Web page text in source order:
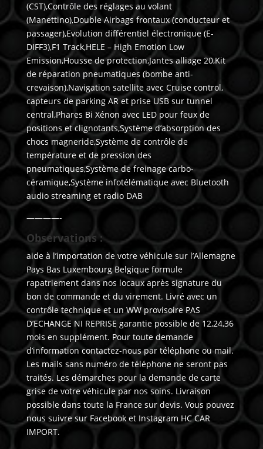
(CST),Contrôle des réglages au volant
(Manettino),Double Airbags frontaux (conducteur et
passager),Evolution différentiel électronique (E-
DIFF3),F1 Track,HELE – High Emotion Low
Emission,Housse de protection,Jantes alliage 20,Kit
de réparation pneumatiques (bombe anti-
crevaison),Navigation satellite avec Cruise control,
capteurs de parking AR et prise USB sur tunnel
central,Phares Bi Xénon avec LED pour feux de
positions et clignotants,Système d’absorption des
chocs magneride,Système de contrôle de
température et de pression des
pneumatiques,Système de freinage carbo-
céramique,Système infotélématique avec Bluetooth
audio streaming et radio DAB
————-
Observations :
aide à l’importation de votre véhicule sur l’Allemagne
Pays Bas Luxembourg Belgique formule
rapatriement dans nos locaux après signature du
bon de commande et du virement. Livré avec un
contrôle technique et un WW provisoire PAS
D’ECHANGE NI REPRISE garantie possible de 12,24,36
mois en supplément. Pour toute demande
d’information contactez-nous par téléphone ou mail.
Les mails sans numéro de téléphone ne seront pas
traités. Les démarches pour la demande de carte
grise de votre véhicule par nos soins. Livraison
possible dans toute la France sur devis. Vous pouvez
nous suivre sur Facebook et Instagram HC CAR
IMPORT.